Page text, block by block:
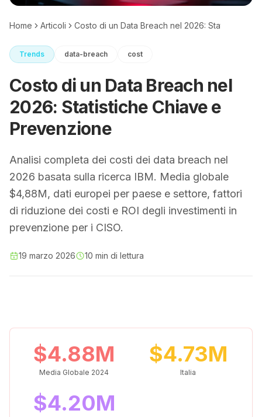
Home Articoli Costo di un Data Breach nel 2026: Statistiche
Trends data-breach cost
Costo di un Data Breach nel
2026: Statistiche Chiave e
Prevenzione
Analisi completa dei costi dei data breach nel
2026 basata sulla ricerca IBM. Media globale
$4,88M, dati europei per paese e settore, fattori
di riduzione dei costi e ROI degli investimenti in
prevenzione per i CISO.
19 marzo 2026 10 min di lettura
$4.88M
Media Globale 2024
$4.73M
Italia
$4.20M